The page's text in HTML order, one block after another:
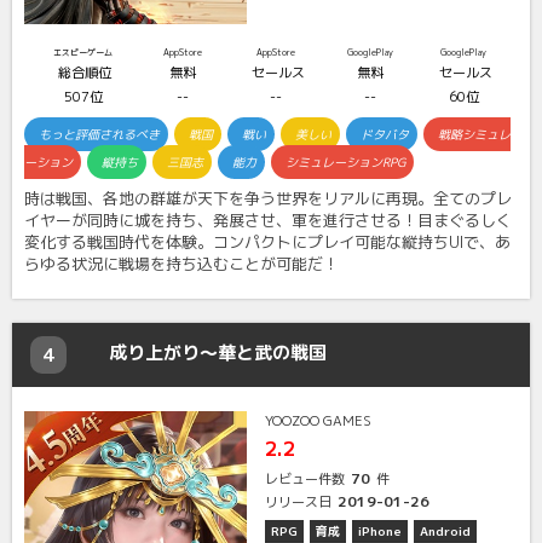
エスピーゲーム
総合順位
507位
AppStore
無料
--
AppStore
セールス
--
GooglePlay
無料
--
GooglePlay
セールス
60位
もっと評価されるべき 戦国 戦い 美しい ドタバタ
戦略シミュレ
ーション
縦持ち 三国志 能力 シミュレーションRPG
時は戦国、各地の群雄が天下を争う世界をリアルに再現。全てのプレ
イヤーが同時に城を持ち、発展させ、軍を進行させる！目まぐるしく
変化する戦国時代を体験。コンパクトにプレイ可能な縦持ちUIで、あ
らゆる状況に戦場を持ち込むことが可能だ！
4 成り上がり～華と武の戦国
YOOZOO GAMES
2.2
レビュー件数 70 件
リリース日 2019-01-26
RPG 育成 iPhone Android